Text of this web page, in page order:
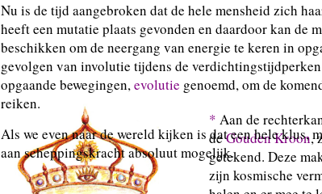
* Aan de
deGouden Kroon,
getekend. Deze
zijn kosmische
Nu is de tijd aangebroken dat de hele mensheid zich
heeft een mutatie plaats gevonden en daardoor kan de
beschikken om de neergang van energie te keren in
gevolgen van involutie tijdens de
opgaande bewegingen,evolutie genoemd, om de
reiken.
Als we even naar de wereld kijken is dat een hele klus,
aan scheppingskracht absoluut mogelijk.